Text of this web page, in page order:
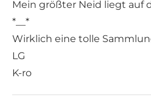
Mein größter Neid liegt auf
*__*
Wirklich eine tolle
LG
K-ro